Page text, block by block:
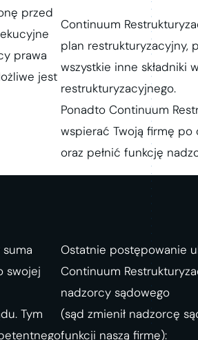
przed
prawa
jest
Continuum
plan restrukturyzacyjny,
wszystkie inne składniki
restrukturyzacyjnego.
Ponadto Continuum
wspierać Twoją firmę
oraz pełnić funkcję
swojej
Tym
Ostatnie postępowanie
Continuum
nadzorcy sądowego
(sąd zmienił nadzorcę
funkcji naszą firmę):